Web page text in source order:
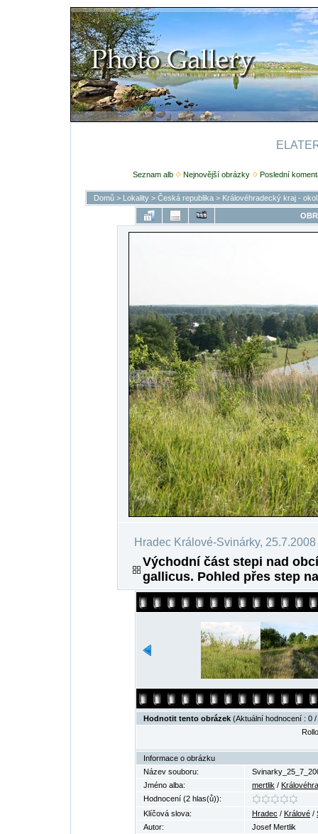
Seznam alb Nejnovější obrázky Poslední
Domů> Lokality> Česká republika> Královéhradecký kraj -
Hradec Králové-Svinárky, 25.7.2008
Východní část stepi nad
gallicus. Pohled přes step
Hodnotit tento obrázek (Aktuální hodnocení : 0
Informace o obrázku
Název souboru:
Jméno alba:
mertlik /
Hodnocení (2 hlas(ů)):
Klíčová slova:
Hradec / Králové /
Autor:
Josef Mertlik